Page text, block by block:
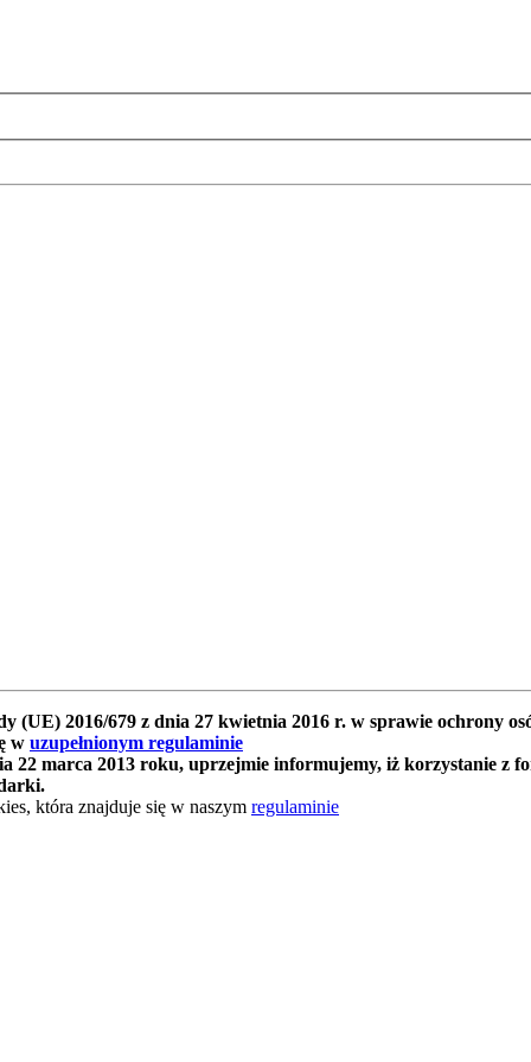
(UE) 2016/679 z dnia 27 kwietnia 2016 r. w sprawie ochrony
w uzupełnionym regulaminie
marca 2013 roku, uprzejmie informujemy, iż korzystanie z
która znajduje się w naszym regulaminie